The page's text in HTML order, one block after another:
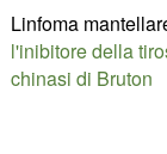
Linfoma
l'inibitore della
chinasi di Bruton